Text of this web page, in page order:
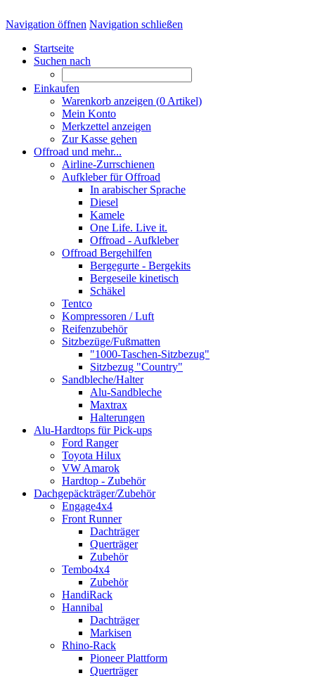
Navigation öffnen Navigation schließen
Startseite
Suchen nach
Einkaufen
Warenkorb anzeigen (0 Artikel)
Mein Konto
Merkzettel anzeigen
Zur Kasse gehen
Offroad und mehr...
Airline-Zurrschienen
Aufkleber für Offroad
In arabischer Sprache
Diesel
Kamele
One Life. Live it.
Offroad - Aufkleber
Offroad Bergehilfen
Bergegurte - Bergekits
Bergeseile kinetisch
Schäkel
Tentco
Kompressoren / Luft
Reifenzubehör
Sitzbezüge/Fußmatten
"1000-Taschen-Sitzbezug"
Sitzbezug "Country"
Sandbleche/Halter
Alu-Sandbleche
Maxtrax
Halterungen
Alu-Hardtops für Pick-ups
Ford Ranger
Toyota Hilux
VW Amarok
Hardtop - Zubehör
Dachgepäckträger/Zubehör
Engage4x4
Front Runner
Dachträger
Querträger
Zubehör
Tembo4x4
Zubehör
HandiRack
Hannibal
Dachträger
Markisen
Rhino-Rack
Pioneer Plattform
Querträger